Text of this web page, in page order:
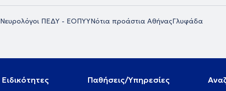
Νευρολόγοι ΠΕΔΥ - ΕΟΠΥΥΝότια προάστια ΑθήναςΓλυφάδα
Ειδικότητες Παθήσεις/Υπηρεσίες